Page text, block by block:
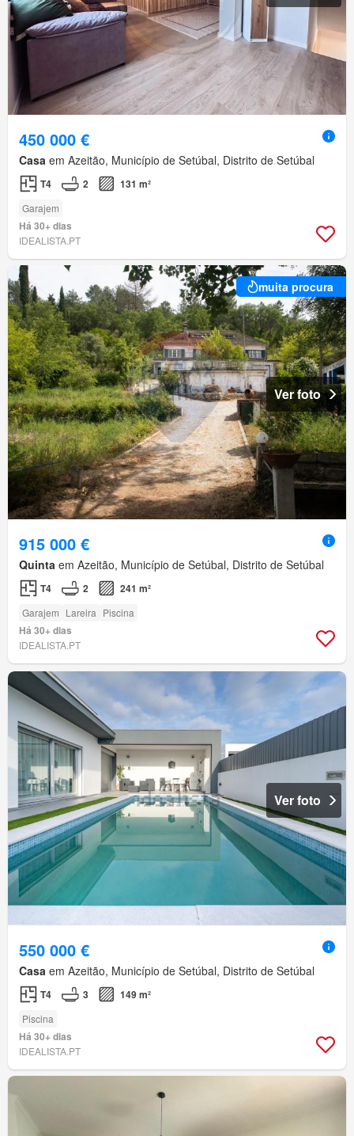
450 000 €
Casa em Azeitão, Município de Setúbal, Distrito de Setúbal
T4 2 131 m²
Garajem
Há 30+ dias
IDEALISTA.PT
muita procura
Ver foto
915 000 €
Quinta em Azeitão, Município de Setúbal, Distrito de Setúbal
T4 2 241 m²
Garajem Lareira Piscina
Há 30+ dias
IDEALISTA.PT
Ver foto
550 000 €
Casa em Azeitão, Município de Setúbal, Distrito de Setúbal
T4 3 149 m²
Piscina
Há 30+ dias
IDEALISTA.PT